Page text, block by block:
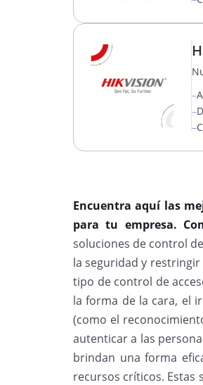
–
–
–
Encuentra aquí las
para tu empresa.
soluciones de control
la seguridad y
tipo de control de
la forma de la cara, el
(como el
autenticar a las
brindan una forma
recursos críticos. Estas